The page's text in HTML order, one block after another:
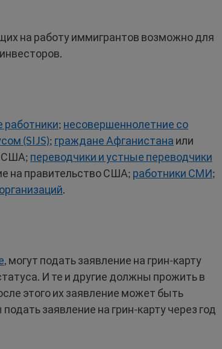
на работу иммигрантов возможно для
работники; несовершеннолетние со
(SIJS); граждане Афганистана или
США; переводчики и устные переводчики
на правительство США; работники СМИ;
.
, могут подать заявление на грин-карту
И те и другие должны прожить в
этого их заявление может быть
заявление на грин-карту через год